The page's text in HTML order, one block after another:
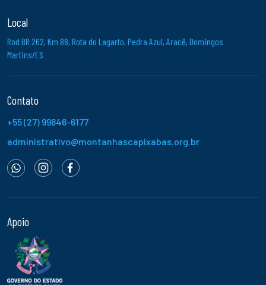
Local
Rod BR 262, Km 88, Rota do Lagarto, Pedra Azul, Aracê, Domingos
Martins/ES
Contato
+55 (27) 99846-6177
administrativo@montanhascapixabas.org.br
Apoio